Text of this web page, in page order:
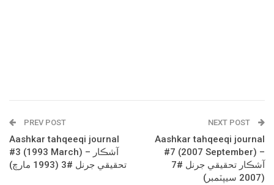
PREV POST
Aashkar tahqeeqi journal
#3 (1993 March) – آشڪار
تحقيقي جرنل #3 (1993 مارچ)
NEXT POST
Aashkar tahqeeqi journal
#7 (2007 September) –
آشڪار تحقيقي جرنل #7
(2007 سيپٽمبر)